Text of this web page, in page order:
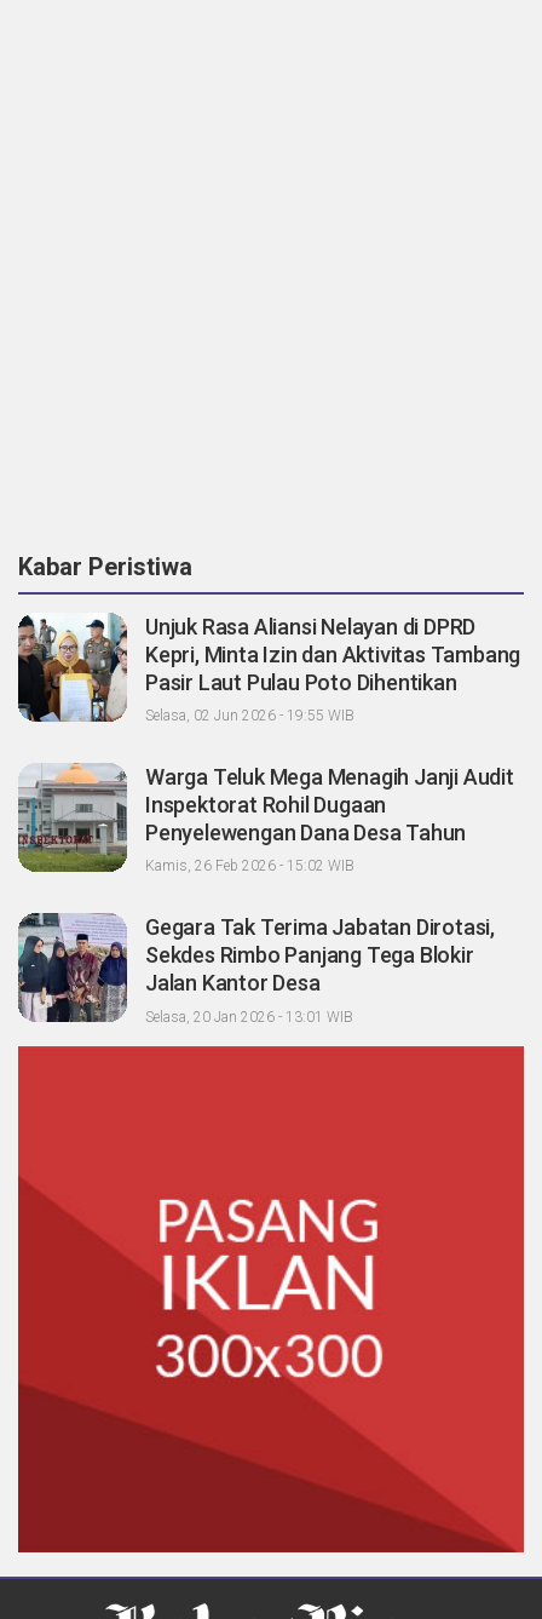
Kabar Peristiwa
Unjuk Rasa Aliansi Nelayan di DPRD
Kepri, Minta Izin dan Aktivitas Tambang
Pasir Laut Pulau Poto Dihentikan
Selasa, 02 Jun 2026 - 19:55 WIB
Warga Teluk Mega Menagih Janji Audit
Inspektorat Rohil Dugaan
Penyelewengan Dana Desa Tahun
2023-2024
Kamis, 26 Feb 2026 - 15:02 WIB
Gegara Tak Terima Jabatan Dirotasi,
Sekdes Rimbo Panjang Tega Blokir
Jalan Kantor Desa
Selasa, 20 Jan 2026 - 13:01 WIB